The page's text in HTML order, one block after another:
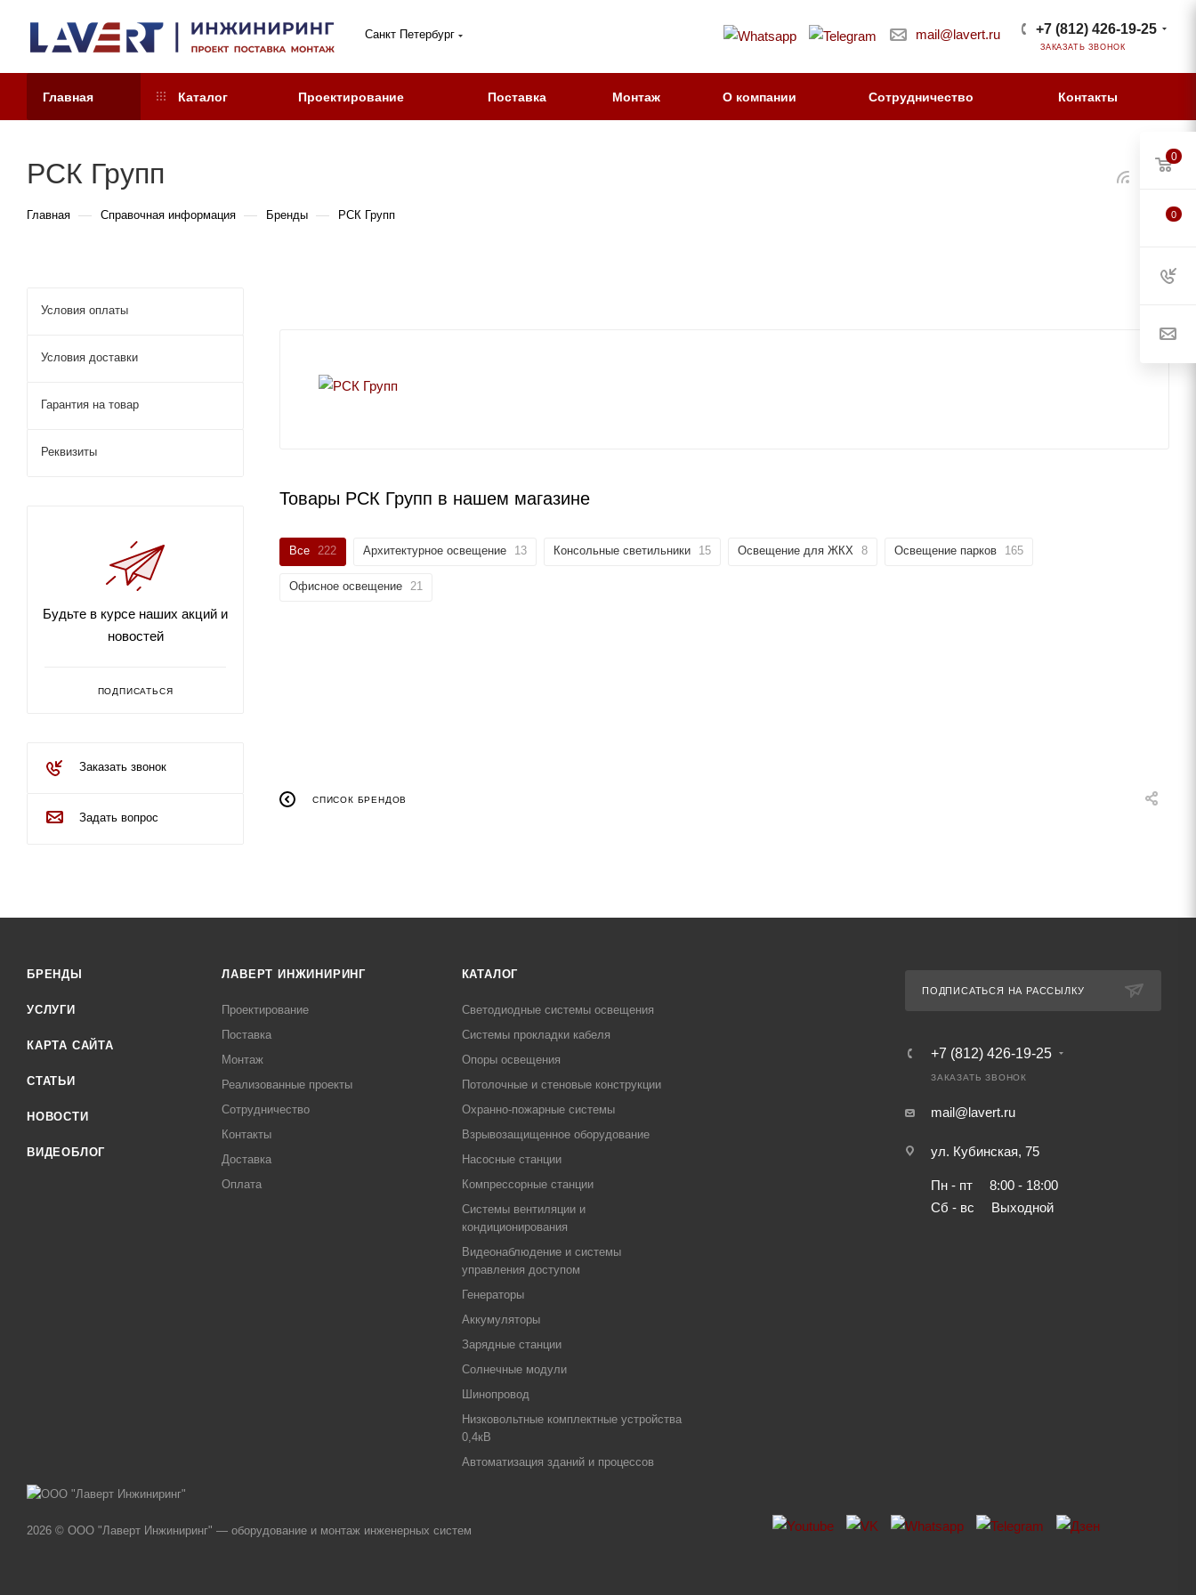
Санкт Петербург mail@lavert.ru +7 (812) 426-19-25
ЗАКАЗАТЬ ЗВОНОК
Главная Каталог Проектирование Поставка Монтаж О компании Сотрудничество Контакты
РСК Групп
Главная — Справочная информация — Бренды — РСК Групп
Товары РСК Групп в нашем магазине
Все 222 Архитектурное освещение 13 Консольные светильники 15 Освещение для ЖКХ 8 Освещение парков 165
Офисное освещение 21
СПИСОК БРЕНДОВ
Условия оплаты
Условия доставки
Гарантия на товар
Реквизиты
Будьте в курсе наших акций и
новостей
ПОДПИСАТЬСЯ
Заказать звонок
Задать вопрос
БРЕНДЫ
УСЛУГИ
КАРТА САЙТА
СТАТЬИ
НОВОСТИ
ВИДЕОБЛОГ
ЛАВЕРТ ИНЖИНИРИНГ
Проектирование
Поставка
Монтаж
Реализованные проекты
Сотрудничество
Контакты
Доставка
Оплата
КАТАЛОГ
Светодиодные системы освещения
Системы прокладки кабеля
Опоры освещения
Потолочные и стеновые конструкции
Охранно-пожарные системы
Взрывозащищенное оборудование
Насосные станции
Компрессорные станции
Системы вентиляции и
кондиционирования
Видеонаблюдение и системы
управления доступом
Генераторы
Аккумуляторы
Зарядные станции
Солнечные модули
Шинопровод
Низковольтные комплектные устройства
0,4кВ
Автоматизация зданий и процессов
ПОДПИСАТЬСЯ НА РАССЫЛКУ
+7 (812) 426-19-25
ЗАКАЗАТЬ ЗВОНОК
mail@lavert.ru
ул. Кубинская, 75
Пн - пт
8:00 - 18:00
Сб - вс
Выходной
2026 © ООО "Лаверт Инжиниринг" — оборудование и монтаж инженерных систем
0
0